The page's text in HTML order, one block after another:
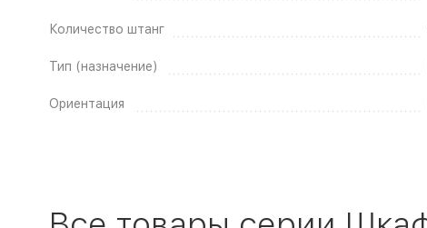
Количество штанг
Тип (назначение)
Ориентация